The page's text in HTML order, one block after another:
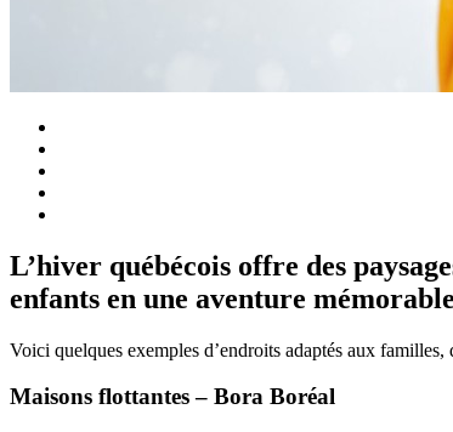
L’hiver québécois offre des
enfants en une aventure
Voici quelques exemples d’endroits adaptés aux
Maisons flottantes – Bora Boréal